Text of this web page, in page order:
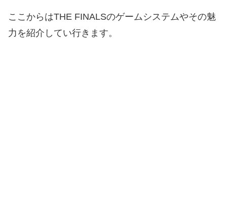
ここからはTHE FINALSのゲームシステムやその魅
力を紹介してい行きます。